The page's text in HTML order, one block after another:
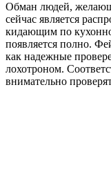
Обман людей,
сейчас является
кидающим по
появляется полно.
как надежные
лохотроном.
внимательно